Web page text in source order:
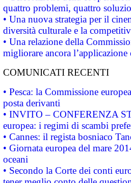
quattro problemi, quattro
• Una nuova strategia per il
diversità culturale e la
• Una relazione della
migliorare ancora
COMUNICATI RECENTI
• Pesca: la Commissione
posta derivanti
• INVITO – CONFERENZA
europea: i regimi di scambi
• Cannes: il regista bosniaco
• Giornata europea del mare
oceani
• Secondo la Corte dei conti